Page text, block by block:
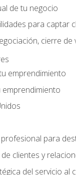
de tu negocio
para captar
cierre de
emprendimiento
para
clientes y
del servicio al